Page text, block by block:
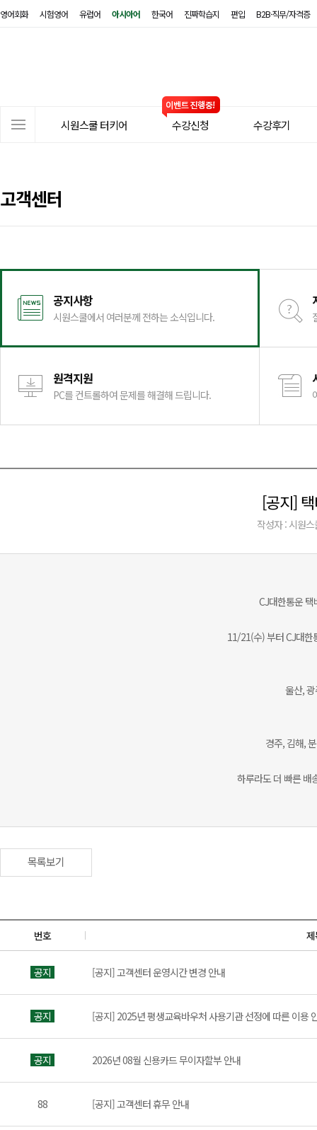
영어회화 시험영어 유럽어 아시아어 한국어 진짜학습지 편입 B2B·직무/자격증
시원스쿨 터키어 수강신청 수강후기
고객센터
공지사항
시원스쿨에서 여러분께 전하는 소식입니다.
원격지원
PC를 컨트롤하여 문제를 해결해 드립니다.
[공지]
작성자 : 시원스
CJ대한통운
11/21(수) 부터 CJ대한
울산,
경주, 김해,
하루라도 더 빠른 배
목록보기
번호
공지 [공지] 고객센터 운영시간 변경 안내
공지 [공지] 2025년 평생교육바우처 사용기관 선정에 따른 이용
공지 2026년 08월 신용카드 무이자할부 안내
88 [공지] 고객센터 휴무 안내